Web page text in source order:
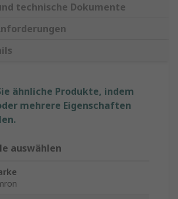
technische Dokumente
ähnliche Produkte, indem
mehrere Eigenschaften
auswählen